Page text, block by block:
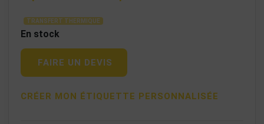
TRANSFERT THERMIQUE
En stock
FAIRE UN DEVIS
CRÉER MON ÉTIQUETTE PERSONNALISÉE